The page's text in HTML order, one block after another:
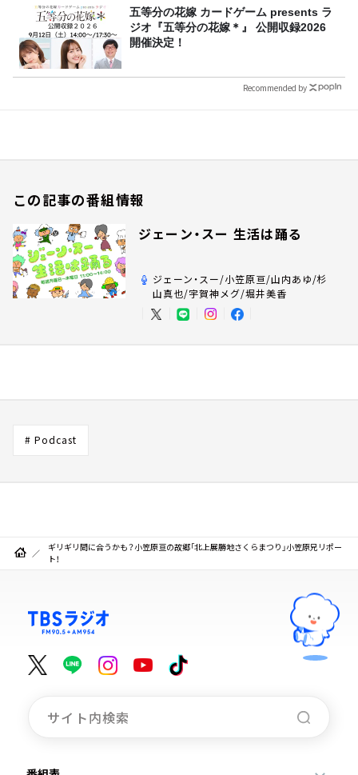
五等分の花嫁 カードゲーム presents ラ
ジオ『五等分の花嫁＊』 公開収録2026
開催決定！
Recommended by
この記事の番組情報
ジェーン・スー 生活は踊る
ジェーン・スー/小笠原亘/山内あゆ/杉
山真也/宇賀神メグ/堀井美香
# Podcast
ギリギリ間に合うかも？小笠原亘の故郷「北上展勝地さくらまつり」小笠原兄リポー
ト！